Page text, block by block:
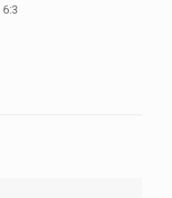
6:3